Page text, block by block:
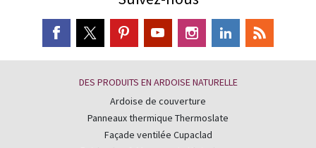
DES PRODUITS EN ARDOISE NATURELLE
Ardoise de couverture
Panneaux thermique Thermoslate
Façade ventilée Cupaclad